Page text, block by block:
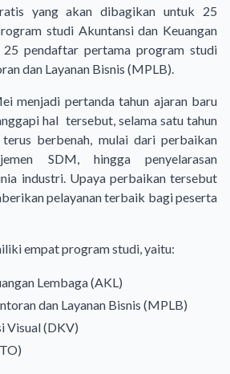
yang akan dibagikan untuk 25
studi Akuntansi dan Keuangan
25 pendaftar pertama program studi
dan Layanan Bisnis (MPLB).
menjadi pertanda tahun ajaran baru
hal tersebut, selama satu tahun
berbenah, mulai dari perbaikan
SDM, hingga penyelarasan
industri. Upaya perbaikan tersebut
pelayanan terbaik bagi peserta
empat program studi, yaitu:
Lembaga (AKL)
dan Layanan Bisnis (MPLB)
Visual (DKV)